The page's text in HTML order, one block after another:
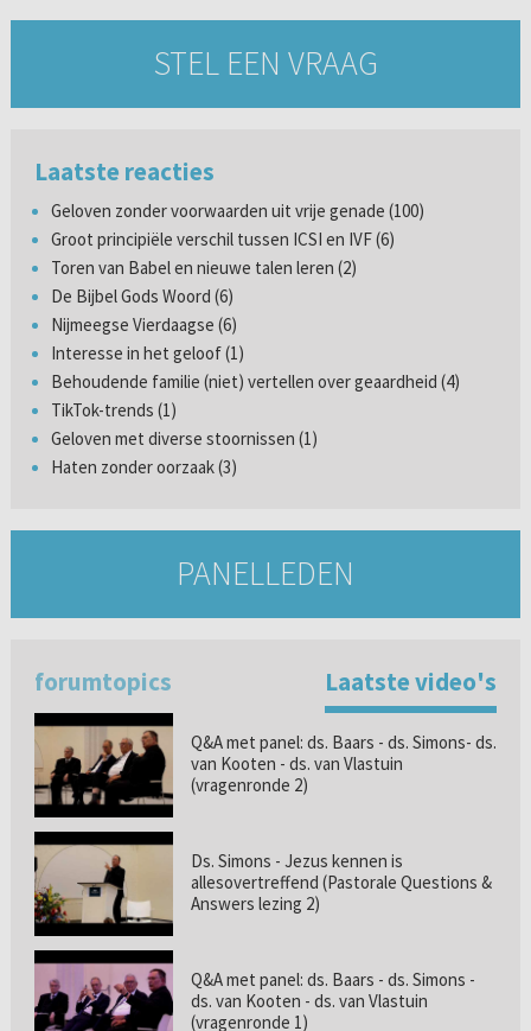
STEL EEN VRAAG
Laatste reacties
Geloven zonder voorwaarden uit vrije genade (100)
Groot principiële verschil tussen ICSI en IVF (6)
Toren van Babel en nieuwe talen leren (2)
De Bijbel Gods Woord (6)
Nijmeegse Vierdaagse (6)
Interesse in het geloof (1)
Behoudende familie (niet) vertellen over geaardheid (4)
TikTok-trends (1)
Geloven met diverse stoornissen (1)
Haten zonder oorzaak (3)
PANELLEDEN
forumtopics Laatste video's
Q&A met panel: ds. Baars - ds. Simons- ds.
van Kooten - ds. van Vlastuin
(vragenronde 2)
Ds. Simons - Jezus kennen is
allesovertreffend (Pastorale Questions &
Answers lezing 2)
Q&A met panel: ds. Baars - ds. Simons -
ds. van Kooten - ds. van Vlastuin
(vragenronde 1)